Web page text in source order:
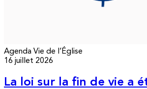
Agenda Vie de l’Église
16 juillet 2026
La loi sur la fin de vie a